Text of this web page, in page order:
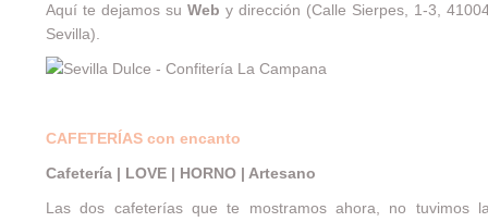
Aquí te dejamos su Web y dirección (Calle Sierpes, 1-3,
Sevilla).
CAFETERÍAS con encanto
Cafetería | LOVE | HORNO | Artesano
Las dos cafeterías que te mostramos ahora, no tuvimos